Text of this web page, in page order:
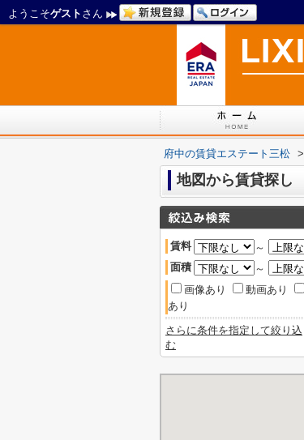
ようこそゲスト さん
府中の賃貸エステート三松 >
地図から賃貸探し
賃料 ～
面積
～
画像あり
動画あり
あり
さらに条件を指定して絞り込
む